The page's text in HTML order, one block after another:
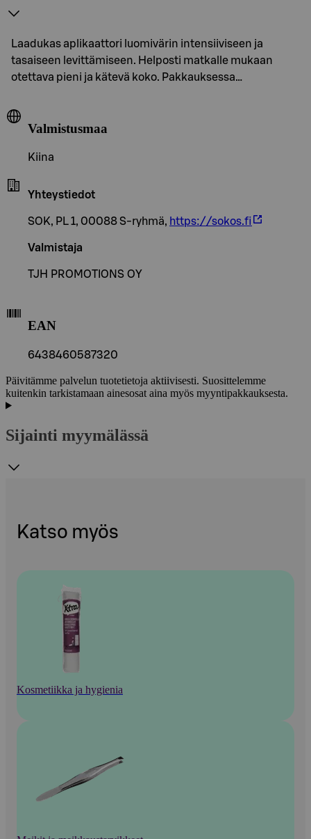
Laadukas aplikaattori luomivärin intensiiviseen ja
tasaiseen levittämiseen. Helposti matkalle mukaan
otettava pieni ja kätevä koko. Pakkauksessa…
Valmistusmaa
Kiina
Yhteystiedot
SOK, PL 1, 00088 S-ryhmä, https://sokos.fi
Valmistaja
TJH PROMOTIONS OY
EAN
6438460587320
Päivitämme palvelun tuotetietoja aktiivisesti. Suosittelemme
kuitenkin tarkistamaan ainesosat aina myös myyntipakkauksesta.
Sijainti myymälässä
Katso myös
Kosmetiikka ja hygienia